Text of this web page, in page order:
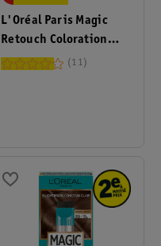
L'Oréal Paris Magic
Retouch Coloration
Permanente 3 Châtain
11